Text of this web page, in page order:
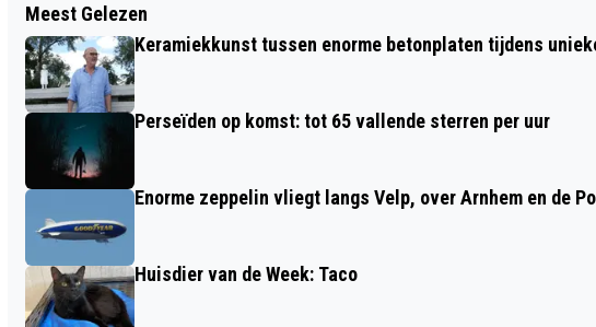
OVERHANDIGING PETITIE 'NEE TEGEN
WINDMOLENS BROEKDIJK SPANKEREN'
Meest Gelezen
Keramiekkunst tussen enorme betonplaten tijdens
Perseïden op komst: tot 65 vallende sterren per uur
Enorme zeppelin vliegt langs Velp, over Arnhem en de
Huisdier van de Week: Taco